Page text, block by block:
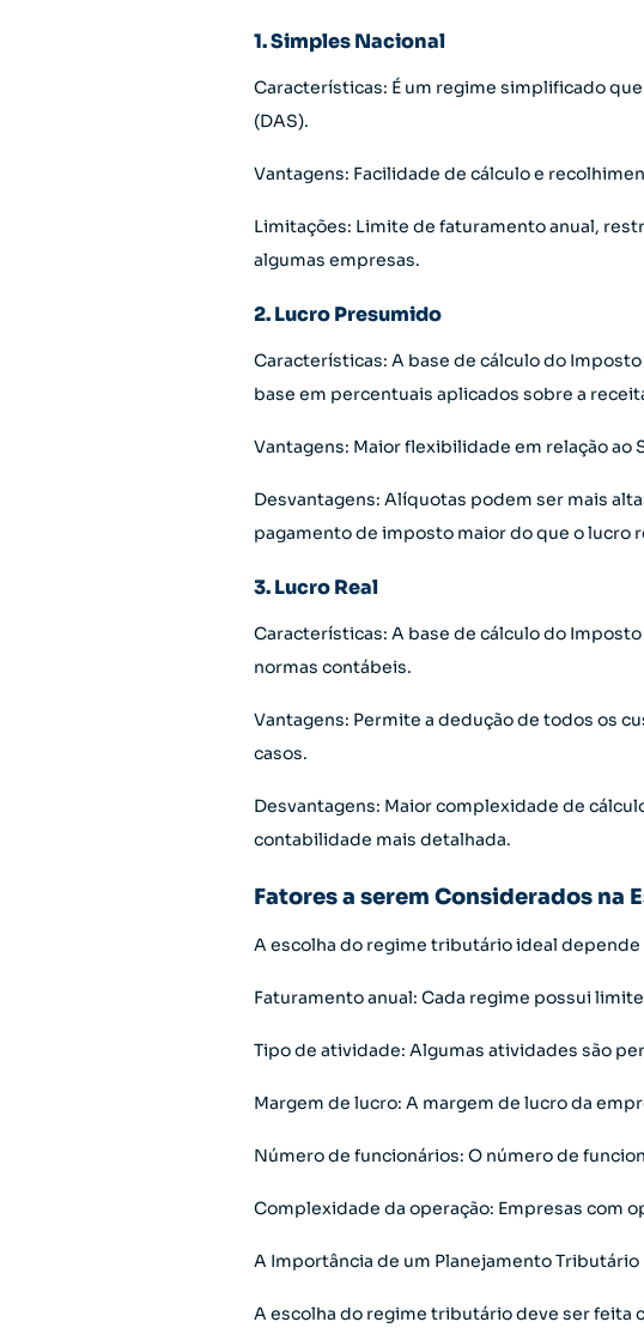
1. Simples Nacional
Características: É um regime simplificado
(DAS).
Vantagens: Facilidade de cálculo e
Limitações: Limite de faturamento anual,
algumas empresas.
2. Lucro Presumido
Características: A base de cálculo do
base em percentuais aplicados sobre a
Vantagens: Maior flexibilidade em relação
Desvantagens: Alíquotas podem ser mais
pagamento de imposto maior do que o lucro
3. Lucro Real
Características: A base de cálculo do
normas contábeis.
Vantagens: Permite a dedução de todos os
casos.
Desvantagens: Maior complexidade de
contabilidade mais detalhada.
Fatores a serem Considerados na
A escolha do regime tributário ideal
Faturamento anual: Cada regime possui
Tipo de atividade: Algumas atividades são
Margem de lucro: A margem de lucro da
Número de funcionários: O número de
Complexidade da operação: Empresas com
A Importância de um Planejamento Tributário
A escolha do regime tributário deve ser feita